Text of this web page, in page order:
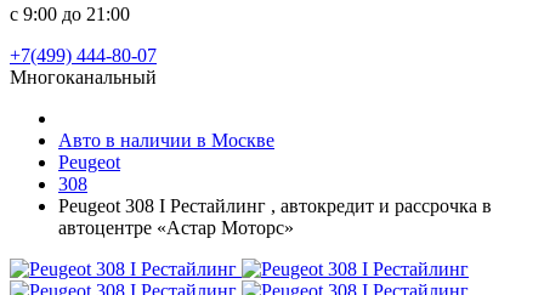
с 9:00 до 21:00
+7(499) 444-80-07
Многоканальный
Авто в наличии в Москве
Peugeot
308
Peugeot 308 I Рестайлинг , автокредит и рассрочка в
автоцентре «Астар Моторс»